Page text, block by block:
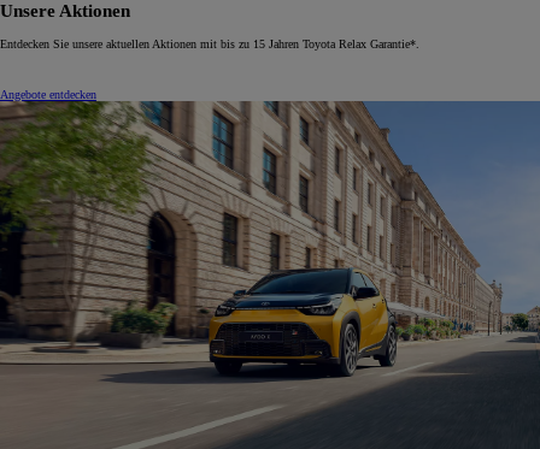
Unsere Aktionen
Entdecken Sie unsere aktuellen Aktionen mit bis zu 15 Jahren Toyota Relax Garantie*.
Angebote entdecken